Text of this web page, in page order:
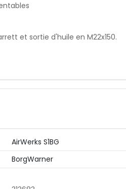
et sortie d'huile en M22x150.
AirWerks S1BG
BorgWarner